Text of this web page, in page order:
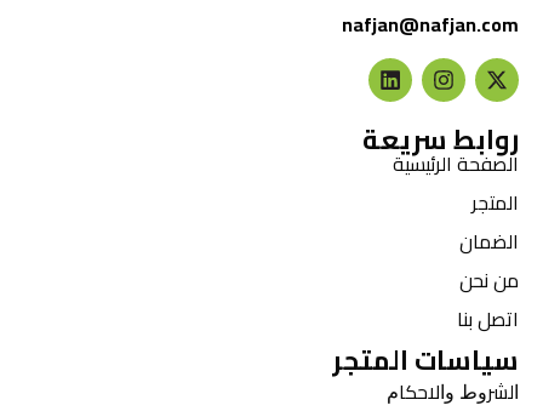
nafjan@nafjan.com
روابط سريعة
الصفحة الرئيسية
المتجر
الضمان
من نحن
اتصل بنا
سياسات المتجر
ﺍﻟﺸﺮﻭﻁ ﻭﺍﻻﺣﻜﺎﻡ